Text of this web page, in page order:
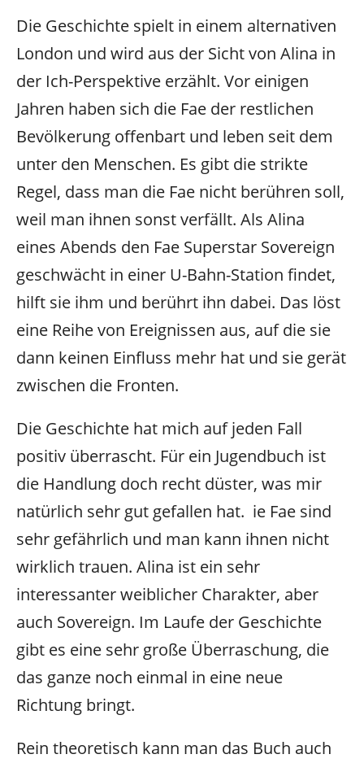
Die Geschichte spielt in einem alternativen
London und wird aus der Sicht von Alina in
der Ich-Perspektive erzählt. Vor einigen
Jahren haben sich die Fae der restlichen
Bevölkerung offenbart und leben seit dem
unter den Menschen. Es gibt die strikte
Regel, dass man die Fae nicht berühren soll,
weil man ihnen sonst verfällt. Als Alina
eines Abends den Fae Superstar Sovereign
geschwächt in einer U-Bahn-Station findet,
hilft sie ihm und berührt ihn dabei. Das löst
eine Reihe von Ereignissen aus, auf die sie
dann keinen Einfluss mehr hat und sie gerät
zwischen die Fronten.
Die Geschichte hat mich auf jeden Fall
positiv überrascht. Für ein Jugendbuch ist
die Handlung doch recht düster, was mir
natürlich sehr gut gefallen hat. ie Fae sind
sehr gefährlich und man kann ihnen nicht
wirklich trauen. Alina ist ein sehr
interessanter weiblicher Charakter, aber
auch Sovereign. Im Laufe der Geschichte
gibt es eine sehr große Überraschung, die
das ganze noch einmal in eine neue
Richtung bringt.
Rein theoretisch kann man das Buch auch